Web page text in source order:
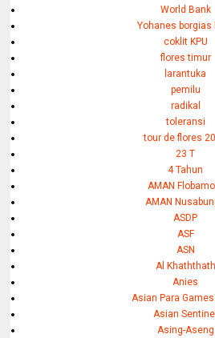
World Bank
Yohanes borgias
coklit KPU
flores timur
larantuka
pemilu
radikal
toleransi
tour de flores
23 T
4 Tahun
AMAN
AMAN
ASDP
ASF
ASN
Al Khaththath
Anies
Asian Para
Asian Sentinel
Asing-Aseng